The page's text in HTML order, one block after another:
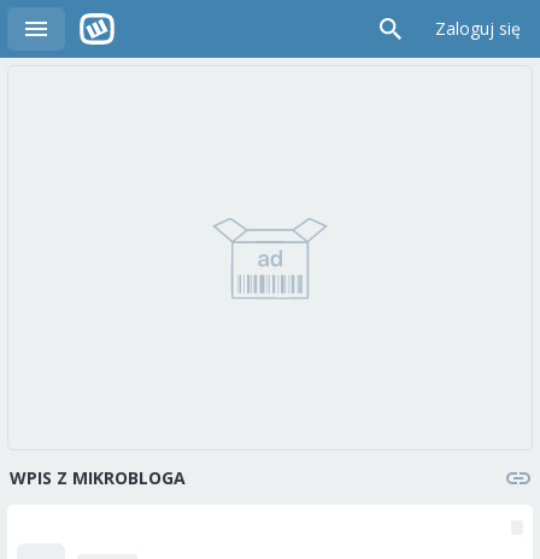
Zaloguj się
WPIS Z MIKROBLOGA